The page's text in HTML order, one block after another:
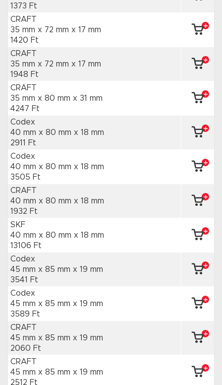
1373 Ft
CRAFT
35 mm x 72 mm x 17 mm
1420 Ft
CRAFT
35 mm x 72 mm x 17 mm
1948 Ft
CRAFT
35 mm x 80 mm x 31 mm
4247 Ft
Codex
40 mm x 80 mm x 18 mm
2911 Ft
Codex
40 mm x 80 mm x 18 mm
3505 Ft
CRAFT
40 mm x 80 mm x 18 mm
1932 Ft
SKF
40 mm x 80 mm x 18 mm
13106 Ft
Codex
45 mm x 85 mm x 19 mm
3541 Ft
Codex
45 mm x 85 mm x 19 mm
3589 Ft
CRAFT
45 mm x 85 mm x 19 mm
2060 Ft
CRAFT
45 mm x 85 mm x 19 mm
2512 Ft